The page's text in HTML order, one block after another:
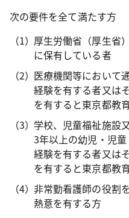
次の要件を全て満たす方
厚生労働省（厚生省
に保有している者
医療機関等において
経験を有する者又は
を有すると東京都教
学校、児童福祉施設
3年以上の幼児・児
経験を有する者又は
を有すると東京都教
非常勤看護師の役割
熱意を有する方